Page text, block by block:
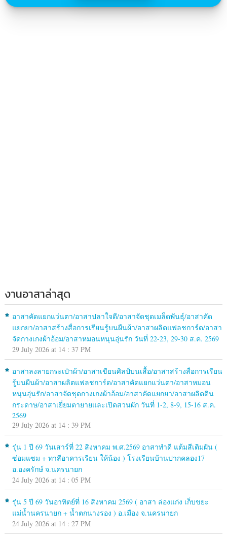
งานอาสาล่าสุด
อาสาคัดแยกแว่นตา/อาสาปลาใจดี/อาสาจัดชุดเมล็ดพันธุ์/อาสาคัด
แยกยา/อาสาสร้างสื่อการเรียนรู้บนผืนผ้า/อาสาผลิตแฟลชการ์ด/อาสา
จัดกางเกงผ้าอ้อม/อาสาหมอนหนุนอุ่นรัก วันที่ 22-23, 29-30 ส.ค. 2569
29 July 2026 at 14 : 37 PM
อาสาลงลายกระเป๋าผ้า/อาสาเขียนศิลป์บนเสื้อ/อาสาสร้างสื่อการเรียน
รู้บนผืนผ้า/อาสาผลิตแฟลชการ์ด/อาสาคัดแยกแว่นตา/อาสาหมอน
หนุนอุ่นรัก/อาสาจัดชุดกางเกงผ้าอ้อม/อาสาคัดแยกยา/อาสาผลิตดิน
กระดาษ/อาสาเยี่ยมตายายและเปิดสวนผัก วันที่ 1-2, 8-9, 15-16 ส.ค.
2569
29 July 2026 at 14 : 39 PM
รุ่น 1 ปี 69 วันเสาร์ที่ 22 สิงหาคม พ.ศ.2569 อาสาทำดี แต้มสีเติมฝัน (
ซ่อมแซม + ทาสีอาคารเรียน ให้น้อง ) โรงเรียนบ้านปากคลอง17
อ.องครักษ์ จ.นครนายก
24 July 2026 at 14 : 05 PM
รุ่น 5 ปี 69 วันอาทิตย์ที่ 16 สิงหาคม 2569 ( อาสา ล่องแก่ง เก็บขยะ
แม่น้ำนครนายก + น้ำตกนางรอง ) อ.เมือง จ.นครนายก
24 July 2026 at 14 : 27 PM